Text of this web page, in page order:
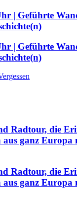
| Geführte
| Geführte
Radtour, die
aus ganz Europa
Radtour, die
aus ganz Europa